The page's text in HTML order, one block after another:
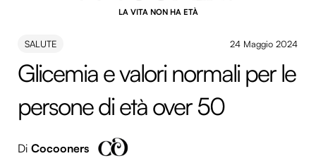
LA VITA NON HA ETÀ
SALUTE 24 Maggio 2024
Glicemia e valori normali per le
persone di età over 50
Di Cocooners